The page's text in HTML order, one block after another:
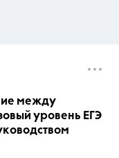
между
уровень ЕГЭ